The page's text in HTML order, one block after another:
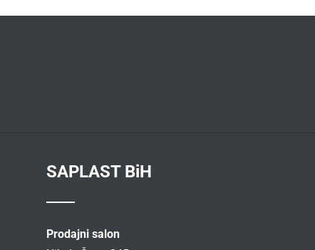
SAPLAST BiH
Prodajni salon